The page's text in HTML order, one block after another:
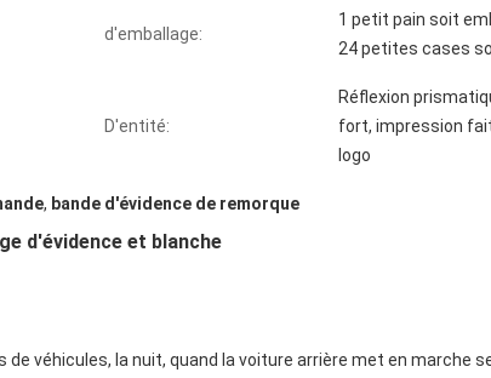
d'emballage:
1 petit pain soit
24 petites cases
D'entité:
Réflexion
fort, impression
logo
, bande d'évidence de remorque
d'évidence et blanche
véhicules, la nuit, quand la voiture arrière met en marche